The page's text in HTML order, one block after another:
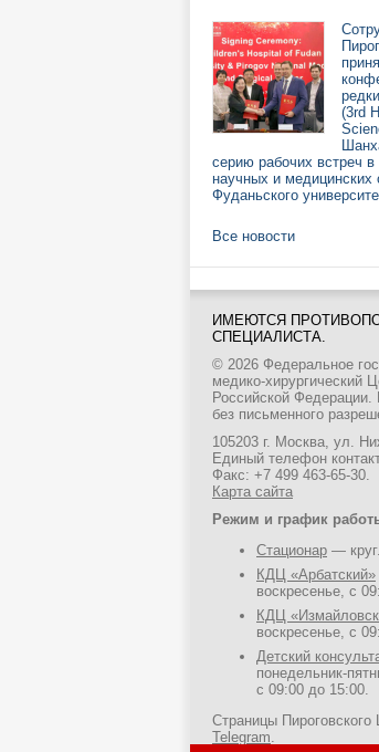
(3rd
серию рабочих встреч
научных и медицинских
Фуданьского
Все новости
ИМЕЮТСЯ
СПЕЦИАЛИСТА.
© 2026 Федеральное
медико-хирургический
Российской Федерации.
без письменного
105203 г. Москва, ул.
Единый телефон
Факс: +7 499 463-65-30.
Карта сайта
Режим и график
Стационар —
КДЦ «Арбатский»
воскресенье, с
КДЦ
воскресенье, с
Детский
понедельник-
с 09:00 до 15:00.
Страницы Пироговского
Telegram